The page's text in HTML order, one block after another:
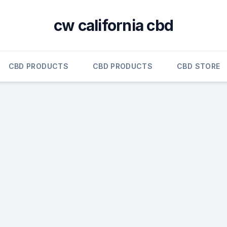
cw california cbd
CBD PRODUCTS CBD PRODUCTS CBD STORE